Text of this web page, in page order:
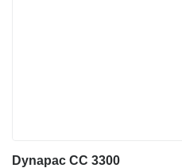
Dynapac CC 3300